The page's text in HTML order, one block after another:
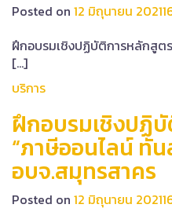
Posted on 12 มิถุนายน 2021
ฝึกอบรมเชิงปฏิบัติการหลักสูต
[…]
บริการ
ฝึกอบรมเชิงปฏิ
“ภาษีออนไลน์ ทัน
อบจ.สมุทรสาคร
Posted on 12 มิถุนายน 2021